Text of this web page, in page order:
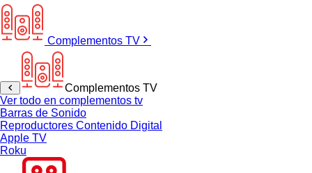
Complementos TV
Complementos TV
Ver todo en complementos tv
Barras de Sonido
Reproductores Contenido Digital
Apple TV
Roku